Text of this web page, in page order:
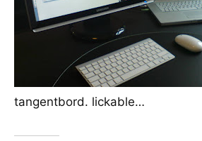
tangentbord. lickable…